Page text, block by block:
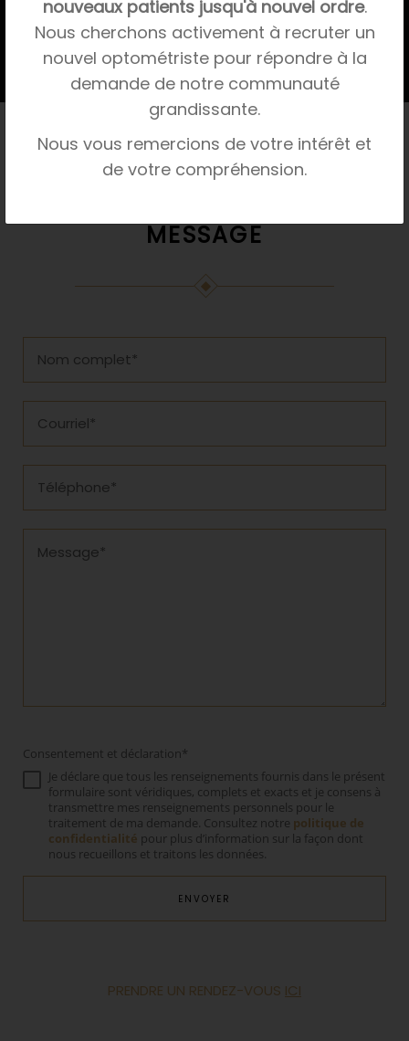
nouveaux patients jusqu'à nouvel ordre.
Nous cherchons activement à recruter un
nouvel optométriste pour répondre à la
demande de notre communauté
grandissante.
Nous vous remercions de votre intérêt et
de votre compréhension.
EN SAVOIR PLUS SUR NOS SERVICES
Envoyer un
MESSAGE
Consentement et déclaration*
Je déclare que tous les renseignements fournis dans le présent
formulaire sont véridiques, complets et exacts et je consens à
transmettre mes renseignements personnels pour le
traitement de ma demande. Consultez notre politique de
confidentialité pour plus d’information sur la façon dont
nous recueillons et traitons les données.
ENVOYER
PRENDRE UN RENDEZ-VOUS ICI